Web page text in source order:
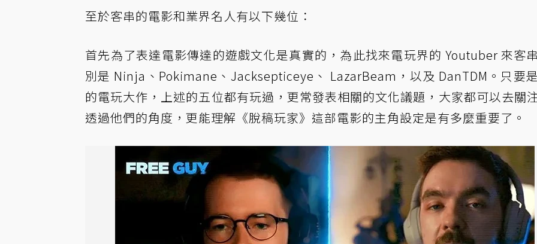
至於客串的電影和業界名人有以下幾位：
首先為了表達電影傳達的遊戲文化是真實的，為此找來電玩界的 Youtuber 來客
別是 Ninja、Pokimane、Jacksepticeye、 LazarBeam，以及 DanTDM。只要
的電玩大作，上述的五位都有玩過，更常發表相關的文化議題，大家都可以去關
透過他們的角度，更能理解《脫稿玩家》這部電影的主角設定是有多麼重要了。